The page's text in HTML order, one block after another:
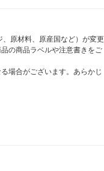
原材料、原産国など）が変更
の商品ラベルや注意書きをご
場合がございます。あらかじ